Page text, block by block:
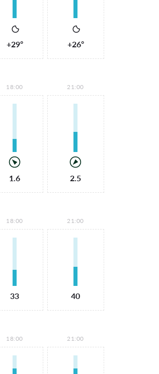
+29° +26°
18:00
1.6
21:00
2.5
18:00
33
21:00
40
18:00 21:00